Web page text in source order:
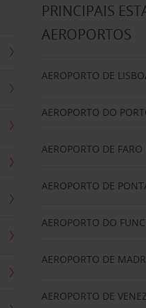
PRINCIPAIS
AEROPORTOS
AEROPORTO DE
AEROPORTO DO
AEROPORTO DE FARO
AEROPORTO DE
AEROPORTO DO
AEROPORTO DE
AEROPORTO DE